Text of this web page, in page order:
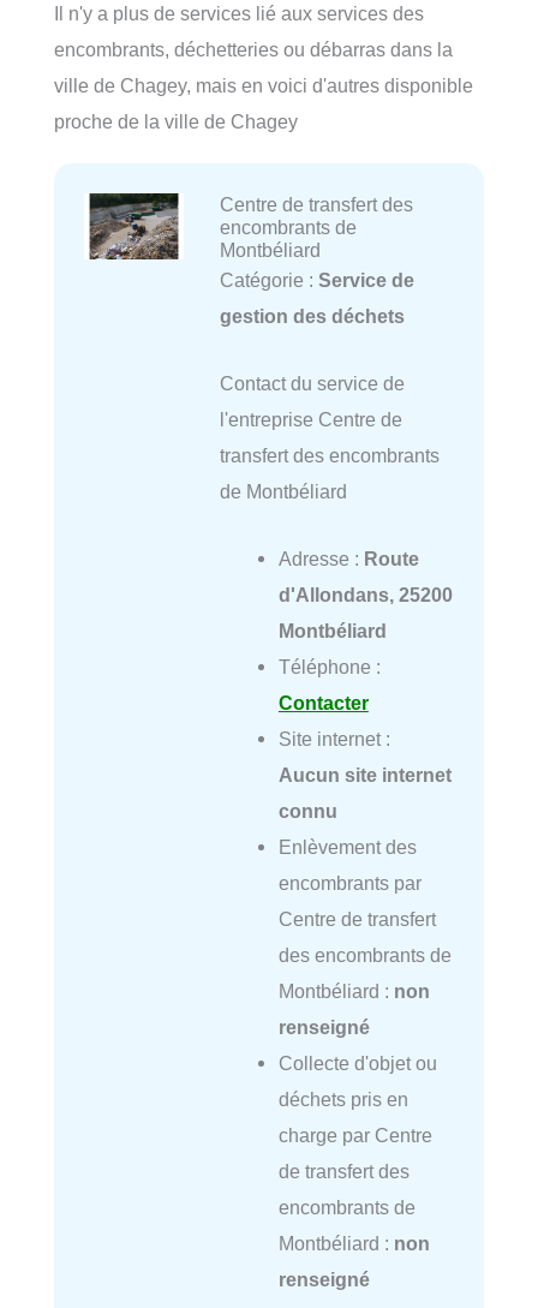
Il n'y a plus de services lié aux services des
encombrants, déchetteries ou débarras dans la
ville de Chagey, mais en voici d'autres disponible
proche de la ville de Chagey
Centre de transfert des
encombrants de
Montbéliard
Catégorie : Service de
gestion des déchets
Contact du service de
l'entreprise Centre de
transfert des encombrants
de Montbéliard
Adresse : Route
d'Allondans, 25200
Montbéliard
Téléphone :
Contacter
Site internet :
Aucun site internet
connu
Enlèvement des
encombrants par
Centre de transfert
des encombrants de
Montbéliard : non
renseigné
Collecte d'objet ou
déchets pris en
charge par Centre
de transfert des
encombrants de
Montbéliard : non
renseigné